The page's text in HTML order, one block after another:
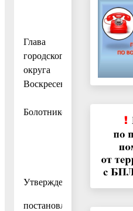
Глава
городского
округа
Воскресенск
Болотников
Утвержден
постановлением